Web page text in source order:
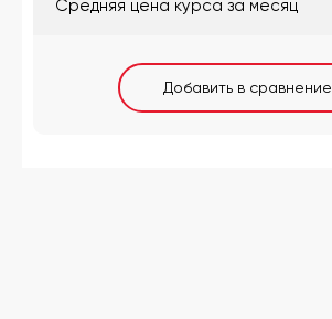
Cредняя цена курса за месяц
Добавить в сравнение